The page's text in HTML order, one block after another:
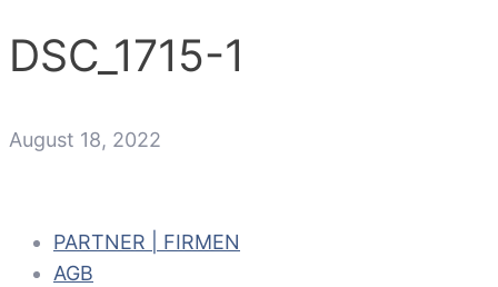
DSC_1715-1
August 18, 2022
PARTNER | FIRMEN
AGB